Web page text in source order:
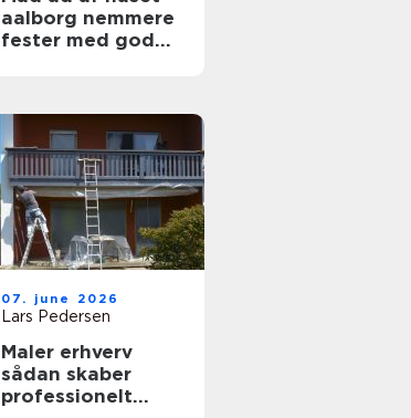
aalborg nemmere
fester med god
07. june 2026
Lars Pedersen
Maler erhverv
sådan skaber
professionelt